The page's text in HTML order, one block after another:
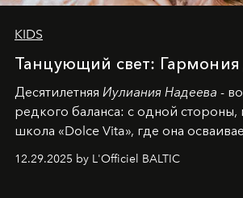
KIDS
Танцующий свет: Гармония
Десятилетняя Иулиания Надеева -
редкого баланса: с одной стороны,
школа «Dolce Vita», где она
балетная студия при
12.29.2025 by L'Officiel BALTIC